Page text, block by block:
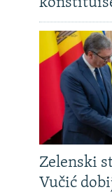
Zelenski
Vučić